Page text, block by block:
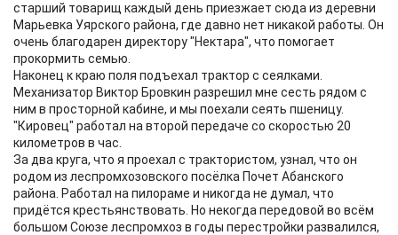
старший товарищ каждый день приезжает сюда из деревни
Марьевка Уярского района, где давно нет никакой работы. Он
очень благодарен директору "Нектара", что помогает
прокормить семью.
Наконец к краю поля подъехал трактор с сеялками.
Механизатор Виктор Бровкин разрешил мне сесть рядом с
ним в просторной кабине, и мы поехали сеять пшеницу.
"Кировец" работал на второй передаче со скоростью 20
километров в час.
За два круга, что я проехал с трактористом, узнал, что он
родом из леспромхозовского посёлка Почет Абанского
района. Работал на пилораме и никогда не думал, что
придётся крестьянствовать. Но некогда передовой во всём
большом Союзе леспромхоз в годы перестройки развалился,